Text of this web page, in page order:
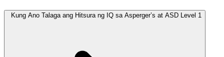
Kung Ano Talaga ang Hitsura ng IQ sa Asperger’s at ASD Level 1